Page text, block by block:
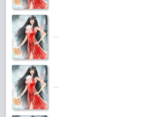
...
...